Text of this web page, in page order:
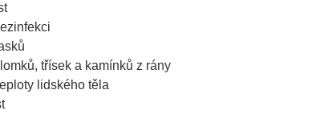
třísek a kamínků z rány
lidského těla